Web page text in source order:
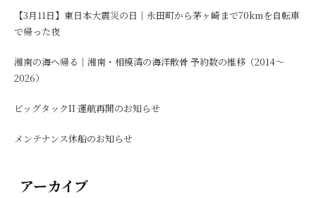
【3月11日】東日本大震災の日｜永田町から茅ヶ崎まで70kmを自転車
で帰った夜
湘南の海へ帰る｜湘南・相模湾の海洋散骨 予約数の推移（2014〜
2026）
ビッグタックII 運航再開のお知らせ
メンテナンス休船のお知らせ
アーカイブ